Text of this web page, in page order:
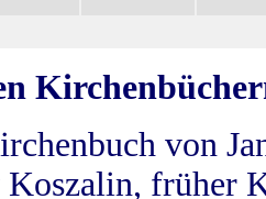
von
Koszalin, früher